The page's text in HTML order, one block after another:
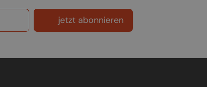
jetzt abonnieren